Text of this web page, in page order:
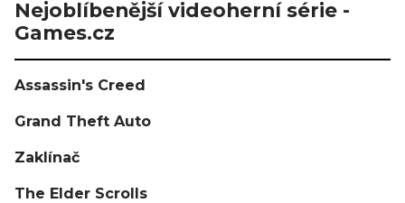
Nejoblíbenější videoherní série -
Games.cz
Assassin's Creed
Grand Theft Auto
Zaklínač
The Elder Scrolls